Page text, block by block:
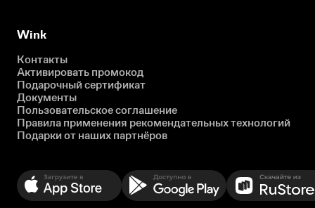
Wink
Контакты
Активировать промокод
Подарочный сертификат
Документы
Пользовательское соглашение
Правила применения рекомендательных технологий
Подарки от наших партнёров